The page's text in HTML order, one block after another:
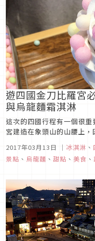
遊四國金刀比羅宮
與烏龍麵霜淇淋
這次的四國行程有一個很
宮建造在象頭山的山腰上
先光是表參道就和一般的
梯，抵達本宮前有785個階
則總共要挑戰1368個樓梯！
2017年03月13日 ｜ 冰淇淋 、
景點 、 烏龍麵 、 甜點 、 美食 、